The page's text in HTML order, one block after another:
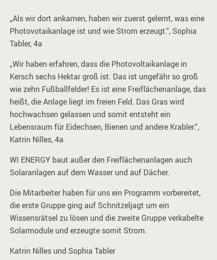
„Als wir dort ankamen, haben wir zuerst gelernt, was eine
Photovotaikanlage ist und wie Strom erzeugt.“, Sophia
Tabler, 4a
„Wir haben erfahren, dass die Photovoltaikanlage in
Kersch sechs Hektar groß ist. Das ist ungefähr so groß
wie zehn Fußballfelder! Es ist eine Freiflächenanlage, das
heißt, die Anlage liegt im freien Feld. Das Gras wird
hochwachsen gelassen und somit entsteht ein
Lebensraum für Eidechsen, Bienen und andere Krabler.“,
Katrin Nilles, 4a
WI ENERGY baut außer den Freiflächenanlagen auch
Solaranlagen auf dem Wasser und auf Dächer.
Die Mitarbeiter haben für uns ein Programm vorbereitet,
die erste Gruppe ging auf Schnitzeljagt um ein
Wissensrätsel zu lösen und die zweite Gruppe verkabelte
Solarmodule und erzeugte somit Strom.
Katrin Nilles und Sophia Tabler